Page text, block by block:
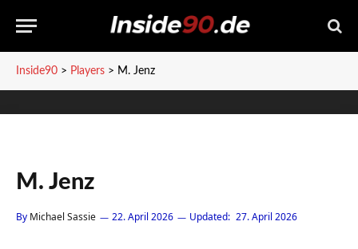
Inside90 > Players > M. Jenz
M. Jenz
By Michael Sassie 22. April 2026 Updated: 27. April 2026